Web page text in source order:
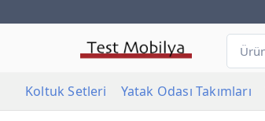
Koltuk Setleri Yatak Odası Takımları